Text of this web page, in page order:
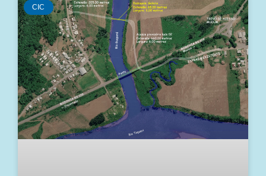
CIC